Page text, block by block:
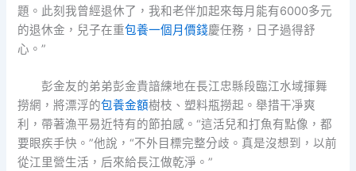
題。此刻我曾經退休了，我和老伴加起來每月能有6000多元
的退休金，兒子在重包養一個月價錢慶任務，日子過得舒
心。”
彭金友的弟弟彭金貴諳練地在長江忠縣段臨江水域揮舞
撈網，將漂浮的包養金額樹枝、塑料瓶撈起。舉措干凈爽
利，帶著漁平易近特有的節拍感。“這活兒和打魚有點像，都
要眼疾手快。”他說，“不外目標完整分歧。真是沒想到，以前
從江里營生活，后來給長江做乾淨。”